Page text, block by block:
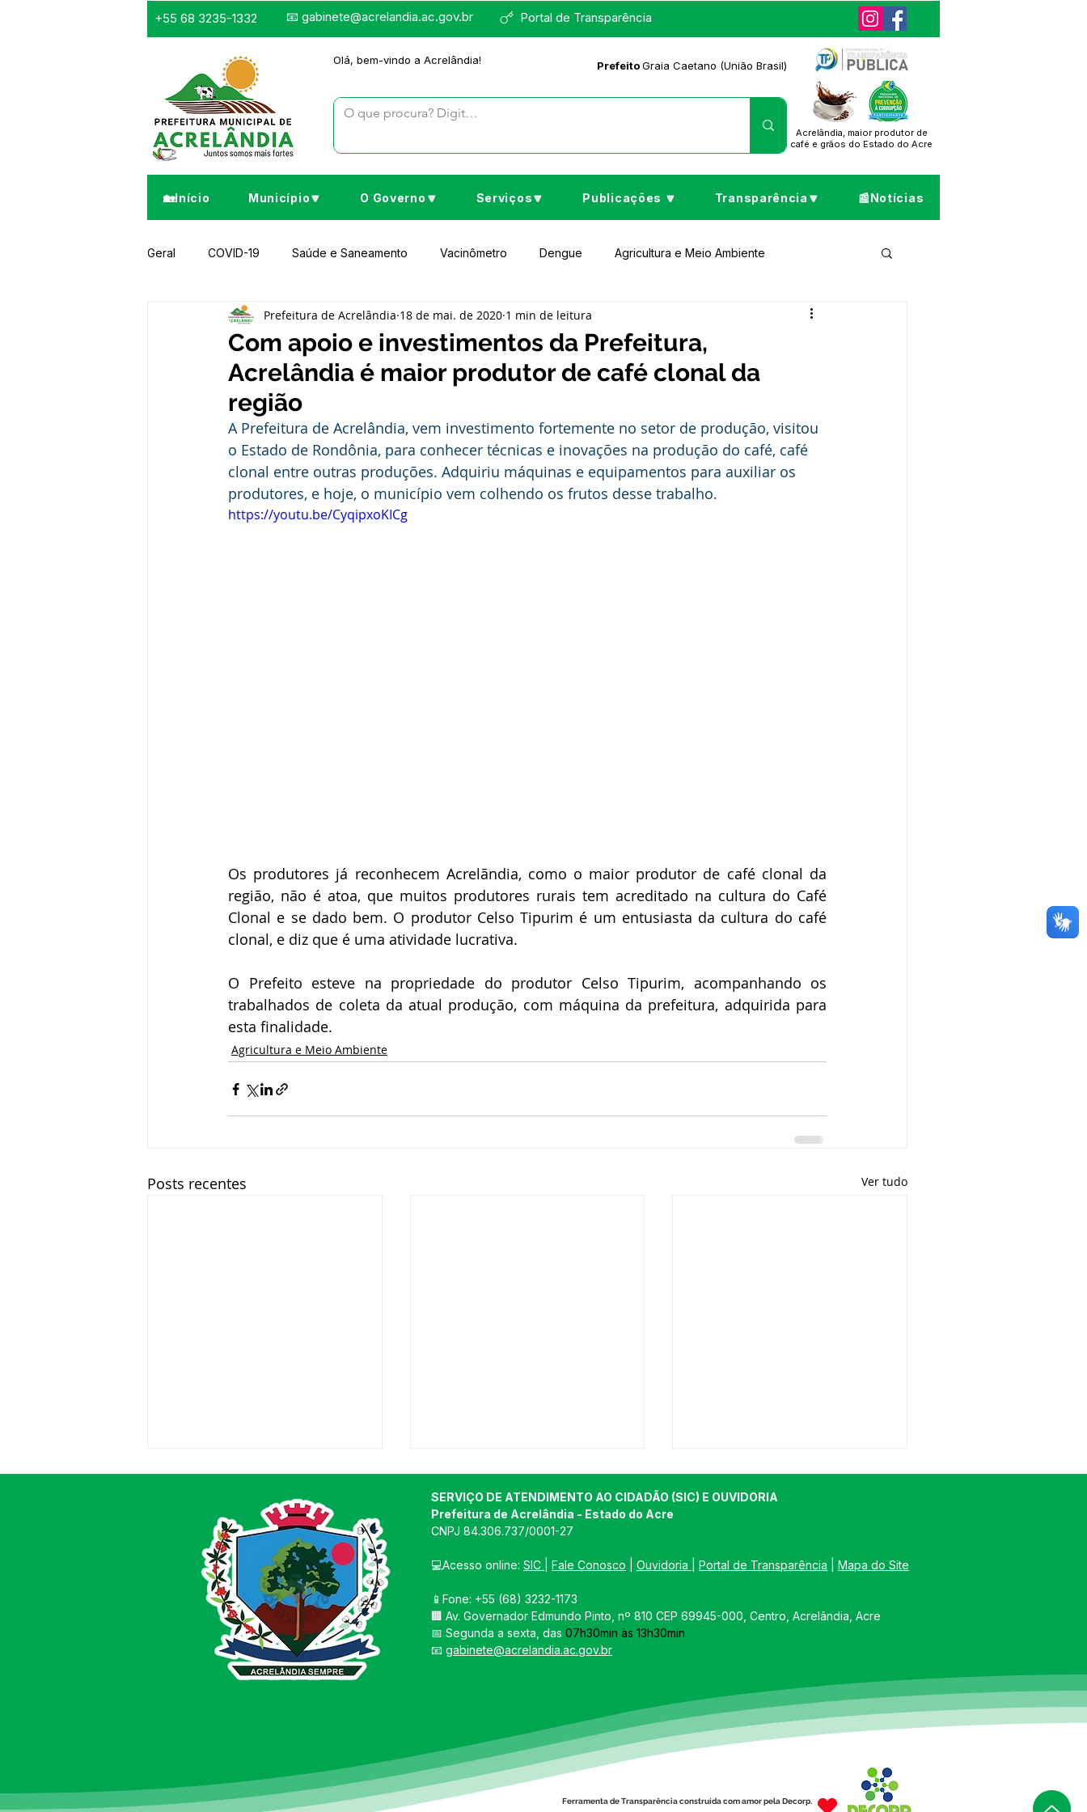
Portal de Transparência
+55 68 3235-1332 📧 gabinete@acrelandia.ac.gov.br
Olá, bem-vindo a Acrelândia! PrefeitoGraia Caetano (União Brasil)
Acrelândia, maior produtor de
café e grãos do Estado do Acre
🏡Início Município🔽 O Governo🔽 Serviços🔽 Publicações 🔽 Transparência🔽 📰Notícias
Geral COVID-19 Saúde e Saneamento Vacinômetro Dengue Agricultura e Meio Ambiente
Infraestrutura e Obras Desporto Cultura e Lazer Educação Assistência Social
Administração e Finanças Institucional e Governo Expoacrelandia Notas e Comunicado
Datas Comemorativas Defesa Civil Convênios e Parcerias Licitações Nota de Repúdio
Avisos e Convites Emenda Parlamentar
Com apoio e investimentos da Prefeitura,
Acrelândia é maior produtor de café clonal da
região
Prefeitura de Acrelândia 18 de mai. de 2020 1 min de leitura
A Prefeitura de Acrelândia, vem investimento fortemente no setor de produção, visitou
o Estado de Rondônia, para conhecer técnicas e inovações na produção do café, café
clonal entre outras produções. Adquiriu máquinas e equipamentos para auxiliar os
produtores, e hoje, o município vem colhendo os frutos desse trabalho.
https://youtu.be/CyqipxoKICg
Os produtores já reconhecem Acrelãndia, como o maior produtor de café clonal da
região, não é atoa, que muitos produtores rurais tem acreditado na cultura do Café
Clonal e se dado bem. O produtor Celso Tipurim é um entusiasta da cultura do café
clonal, e diz que é uma atividade lucrativa.
O Prefeito esteve na propriedade do produtor Celso Tipurim, acompanhando os
trabalhados de coleta da atual produção, com máquina da prefeitura, adquirida para
esta finalidade.
Agricultura e Meio Ambiente
Posts recentes Ver tudo
Entrega de Equipamentos
Agrícolas reforça
compromisso com
produtores de Acrelândia
PREFEITO GRAIA FAZ VISITA
A PRODUTORES RURAIS
PARA CONHECER MELHOR
A PRODUÇÃO E AS
Lançamento oficial
SERVIÇO DE ATENDIMENTO AO CIDADÃO (SIC) E OUVIDORIA
Prefeitura de Acrelândia - Estado do Acre
CNPJ 84.306.737/0001-27
💻Acesso online: SIC Fale Conosco Ouvidoria Portal de Transparência Mapa do Site
📱Fone: +55 (68) 3232-1173
🏢 Av. Governador Edmundo Pinto, nº 810 CEP 69945-000, Centro, Acrelândia, Acre
📅 Segunda a sexta, das 07h30min às 13h30min
📧 gabinete@acrelandia.ac.gov.br
Ferramenta de Transparência construída com amor pela Decorp.